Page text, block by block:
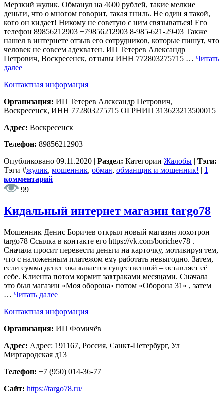
Мерзкий жулик. Обманул на 4600 рублей, такие мелкие
деньги, что о многом говорит, такая гниль. Не один я такой,
кого он кидает! Никому не советую с ним связываться! Его
телефон 89856212903 +79856212903 8-985-621-29-03 Также
нашел в интернете отзыв его сотрудников, которые пишут, что
человек не совсем адекватен. ИП Тетерев Александр
Петрович, Воскресенск, отзывы ИНН 772803275715 … Читать
далее
Контактная информация
Организация: ИП Тетерев Александр Петрович,
Воскресенск, ИНН 772803275715 ОГРНИП 313623213500015
Адрес: Воскресенск
Телефон: 89856212903
Опубликовано 09.11.2020 | Раздел: Категории Жалобы | Тэги:
Тэги #жулик, мошенник, обман, обманщик и мошенник! | 1
комментарий
99
Кидальный интернет магазин targo78
Мошенник Денис Боричев открыл новый магазин лохотрон
targo78 Ссылка в контакте его https://vk.com/borichev78 .
Сначала просит перевести деньги на карточку, мотивируя тем,
что с наложенным платежом ему работать невыгодно. Затем,
если сумма денег оказывается существенной – оставляет её
себе. Клиента потом кормит завтраками месяцами. Сначала
это был магазин «Моя оборона» потом «Оборона 31» , затем
… Читать далее
Контактная информация
Организация: ИП Фомичёв
Адрес: Адрес: 191167, Россия, Санкт-Петербург, Ул
Миргародская д13
Телефон: +7 (950) 014-36-77
Сайт: https://targo78.ru/